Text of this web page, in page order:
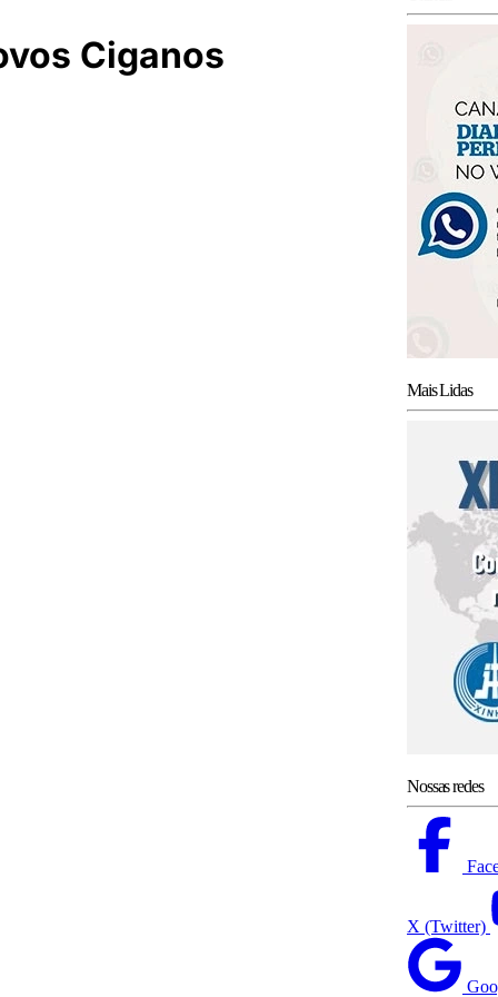
Ciganos
Mais Lidas
Nossas redes
X (Twitter)